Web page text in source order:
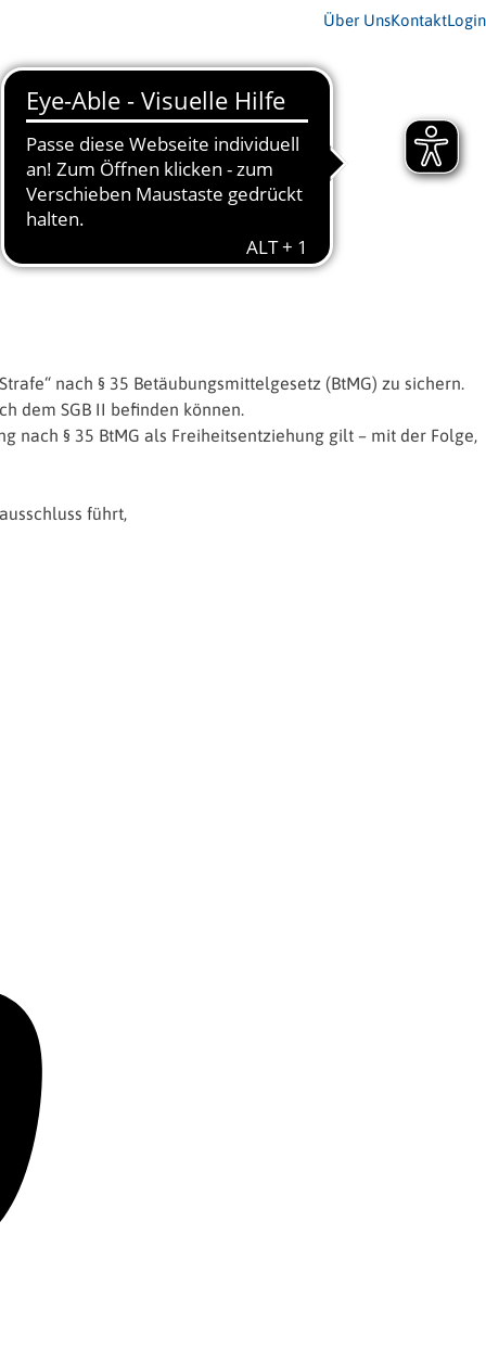
Über UnsKontaktLogin
nach § 35 Betäubungsmittelgesetz (BtMG) zu sichern.
dem SGB II befinden können.
nach § 35 BtMG als Freiheitsentziehung gilt – mit der Folge,
führt,